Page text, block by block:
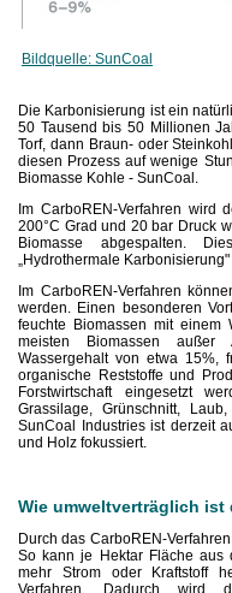
Bildquelle: SunCoal
Die Karbonisierung ist ein
50 Tausend bis 50 Millionen
Torf, dann Braun- oder
diesen Prozess auf wenige
Biomasse Kohle - SunCoal.
Im CarboREN-Verfahren wird
200°C Grad und 20 bar Druck
Biomasse abgespalten.
„Hydrothermale
Im CarboREN-Verfahren
werden. Einen besonderen
feuchte Biomassen mit
meisten Biomassen außer
Wassergehalt von etwa 15%,
organische Reststoffe und
Forstwirtschaft eingesetzt
Grassilage, Grünschnitt,
SunCoal Industries ist derzeit
und Holz fokussiert.
Wie umweltverträglich ist
Durch das CarboREN-
So kann je Hektar Fläche aus
mehr Strom oder Kraftstoff